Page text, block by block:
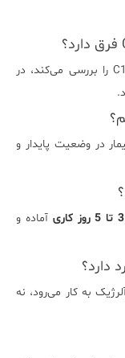
بله. تست عملکردی، فعالیت واقعی مهارکننده C1 را بررسی می‌کند، در
در وضعیت پایدار و
3 تا 5 روز کاری
آماده و
دارد؟
به کار می‌رود، نه